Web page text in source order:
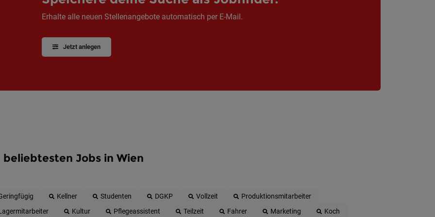
Erhalte alle neuen Stellenangebote automatisch per E-Mail.
Jetzt anlegen
beliebtesten Jobs in Wien
Kellner Studenten DGKP Vollzeit
Produktionsmitarbeiter
Kultur Pflegeassistent Teilzeit Fahrer Marketing Koch